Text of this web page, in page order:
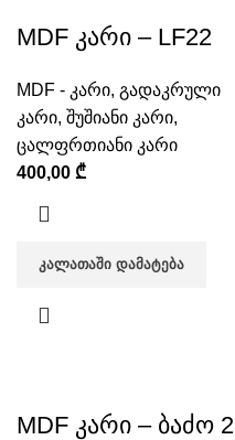
MDF კარი – LF22
MDF - კარი, გადაკრული
კარი, შუშიანი კარი,
ცალფრთიანი კარი
400,00 ₾
ᲙᲐᲚᲐᲗᲐᲨᲘ ᲓᲐᲛᲐᲢᲔᲑᲐ
MDF კარი – ბაძო 2